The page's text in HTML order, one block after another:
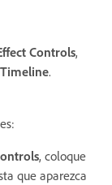
Controls,
Timeline.
, coloque
que aparezca